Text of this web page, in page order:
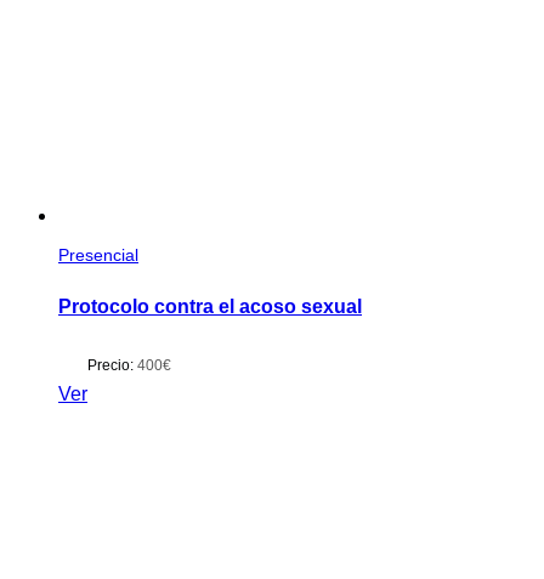
Presencial
Protocolo contra el acoso sexual
Precio: 400€
Ver